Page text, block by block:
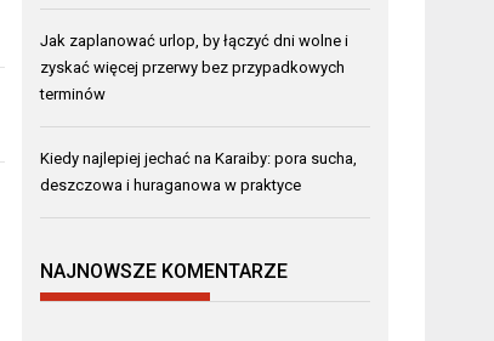
Jak zaplanować urlop, by łączyć dni wolne i
zyskać więcej przerwy bez przypadkowych
terminów
Kiedy najlepiej jechać na Karaiby: pora sucha,
deszczowa i huraganowa w praktyce
NAJNOWSZE KOMENTARZE